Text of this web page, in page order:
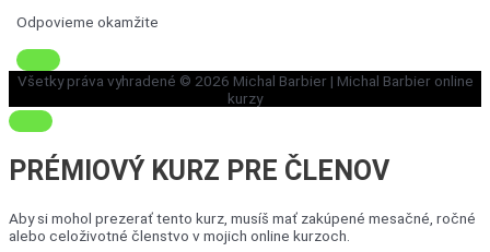
Odpovieme okamžite
Všetky práva vyhradené © 2026 Michal Barbier| Michal Barbier online
kurzy
PRÉMIOVÝ KURZ PRE ČLENOV
Aby si mohol prezerať tento kurz, musíš mať zakúpené mesačné, ročné
alebo celoživotné členstvo v mojich online kurzoch.